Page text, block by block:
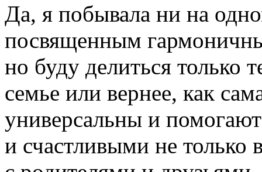
Да, я побывала ни на
посвященным
но буду делиться только
семье или вернее, как
универсальны и
и счастливыми не